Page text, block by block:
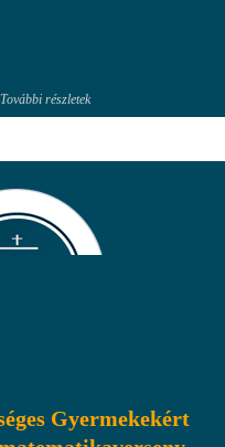
További részletek
Gyermekekért